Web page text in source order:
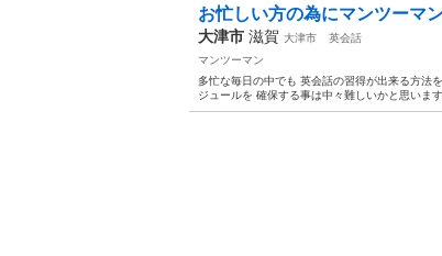
お忙しい方の為にマンツーマ
大津市 滋賀 大津市
英会話
マンツーマン
多忙な毎日の中でも 英会話の習得が出来る方法
ジュールを 確保する事は中々難しいかと思い